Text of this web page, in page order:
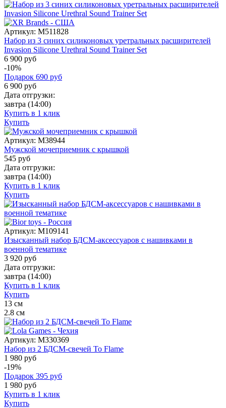
Артикул: M511828
Набор из 3 синих силиконовых уретральных расширителей
Invasion Silicone Urethral Sound Trainer Set
6 900 руб
-10%
Подарок 690 руб
6 900 руб
Дата отгрузки:
завтра (14:00)
Купить в 1 клик
Купить
Артикул: M38944
Мужской мочеприемник с крышкой
545 руб
Дата отгрузки:
завтра (14:00)
Купить в 1 клик
Купить
Артикул: M109141
Изысканный набор БДСМ-аксессуаров с нашивками в
военной тематике
3 920 руб
Дата отгрузки:
завтра (14:00)
Купить в 1 клик
Купить
13 см
2.8 см
Артикул: M330369
Набор из 2 БДСМ-свечей To Flame
1 980 руб
-19%
Подарок 395 руб
1 980 руб
Купить в 1 клик
Купить